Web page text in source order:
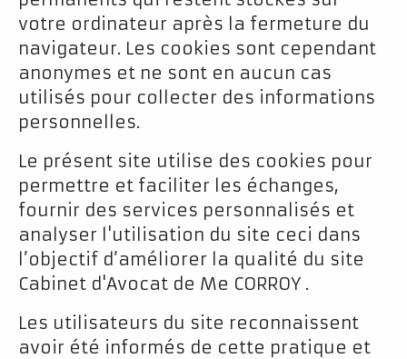
votre ordinateur après la fermeture du
navigateur. Les cookies sont cependant
anonymes et ne sont en aucun cas
utilisés pour collecter des informations
personnelles.
Le présent site utilise des cookies pour
permettre et faciliter les échanges,
fournir des services personnalisés et
analyser l'utilisation du site ceci dans
l’objectif d’améliorer la qualité du site
Cabinet d'Avocat de Me CORROY .
Les utilisateurs du site reconnaissent
avoir été informés de cette pratique et